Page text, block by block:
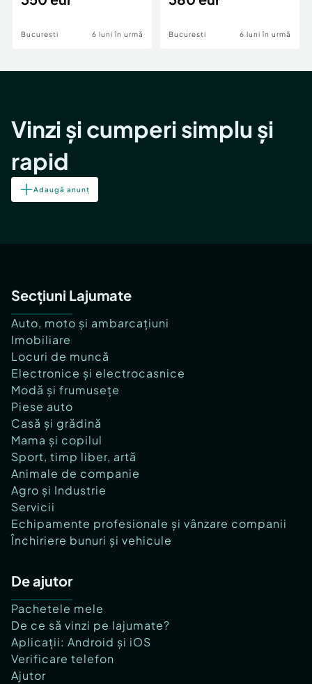
Bucuresti 6 luni în urmă Bucuresti 6 luni în urmă
Vinzi și cumperi simplu și
rapid
Adaugă anunț
Secțiuni Lajumate
Auto, moto și ambarcațiuni
Imobiliare
Locuri de muncă
Electronice și electrocasnice
Modă și frumusețe
Piese auto
Casă și grădină
Mama și copilul
Sport, timp liber, artă
Animale de companie
Agro și Industrie
Servicii
Echipamente profesionale și vânzare companii
Închiriere bunuri și vehicule
De ajutor
Pachetele mele
De ce să vinzi pe lajumate?
Aplicații: Android și iOS
Verificare telefon
Ajutor